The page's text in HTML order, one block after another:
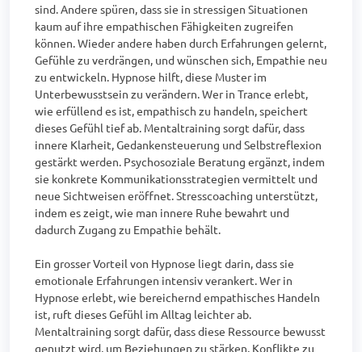
sind. Andere spüren, dass sie in stressigen Situationen
kaum auf ihre empathischen Fähigkeiten zugreifen
können. Wieder andere haben durch Erfahrungen gelernt,
Gefühle zu verdrängen, und wünschen sich, Empathie neu
zu entwickeln. Hypnose hilft, diese Muster im
Unterbewusstsein zu verändern. Wer in Trance erlebt,
wie erfüllend es ist, empathisch zu handeln, speichert
dieses Gefühl tief ab. Mentaltraining sorgt dafür, dass
innere Klarheit, Gedankensteuerung und Selbstreflexion
gestärkt werden. Psychosoziale Beratung ergänzt, indem
sie konkrete Kommunikationsstrategien vermittelt und
neue Sichtweisen eröffnet. Stresscoaching unterstützt,
indem es zeigt, wie man innere Ruhe bewahrt und
dadurch Zugang zu Empathie behält.
Ein grosser Vorteil von Hypnose liegt darin, dass sie
emotionale Erfahrungen intensiv verankert. Wer in
Hypnose erlebt, wie bereichernd empathisches Handeln
ist, ruft dieses Gefühl im Alltag leichter ab.
Mentaltraining sorgt dafür, dass diese Ressource bewusst
genutzt wird, um Beziehungen zu stärken, Konflikte zu